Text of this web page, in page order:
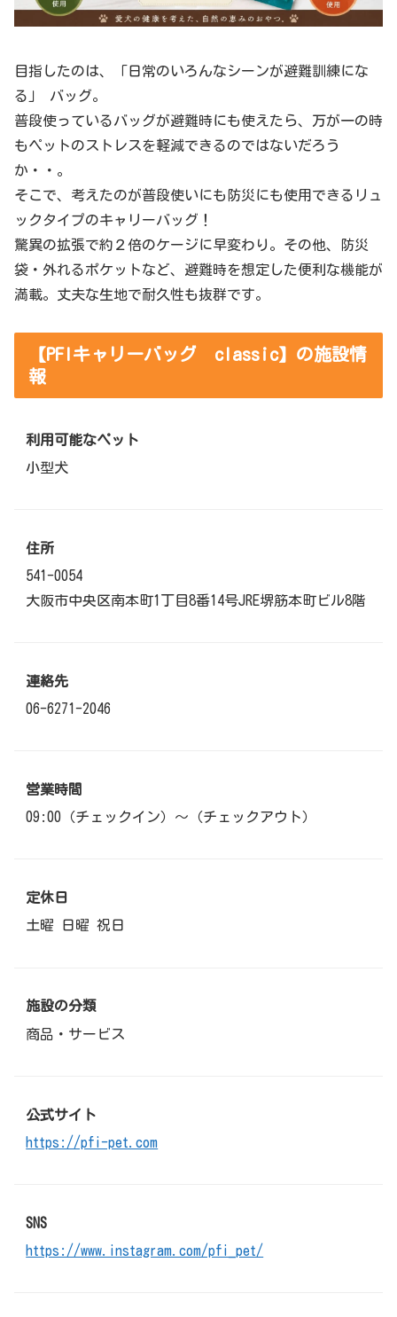
目指したのは、「日常のいろんなシーンが避難訓練にな
る」 バッグ。
普段使っているバッグが避難時にも使えたら、万が一の時
もペットのストレスを軽減できるのではないだろう
か・・。
そこで、考えたのが普段使いにも防災にも使用できるリュ
ックタイプのキャリーバッグ！
驚異の拡張で約２倍のケージに早変わり。その他、防災
袋・外れるポケットなど、避難時を想定した便利な機能が
満載。丈夫な生地で耐久性も抜群です。
【PFIキャリーバッグ classic】の施設情
報
利用可能なペット
小型犬
住所
541-0054
大阪市中央区南本町1丁目8番14号JRE堺筋本町ビル8階
連絡先
06-6271-2046
営業時間
09:00（チェックイン）～（チェックアウト）
定休日
土曜 日曜 祝日
施設の分類
商品・サービス
公式サイト
https://pfi-pet.com
SNS
https://www.instagram.com/pfi_pet/